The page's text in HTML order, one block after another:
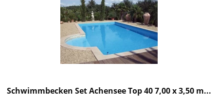
Schwimmbecken Set Achensee Top 40 7,00 x 3,50 m...